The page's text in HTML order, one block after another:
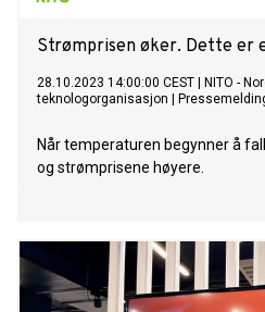
Strømprisen øker. Dette er
28.10.2023 14:00:00 CEST
NITO -
teknologorganisasjon
Når temperaturen begynner å
og strømprisene høyere.